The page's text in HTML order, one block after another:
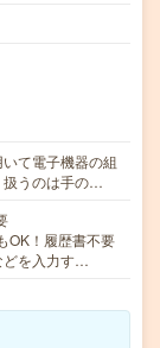
て電子機器の組
扱うのは手の…
OK！履歴書不要
どを入力す…